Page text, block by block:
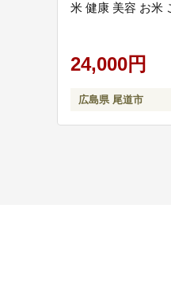
米 健康 美容 お米
市】
24,000円
広島県 尾道市